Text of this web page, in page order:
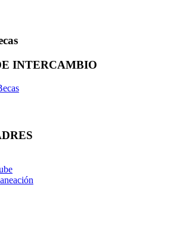
INTERCAMBIO